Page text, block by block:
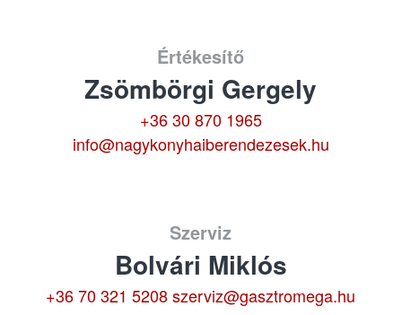
Értékesítő
Zsömbörgi Gergely
+36 30 870 1965
info@nagykonyhaiberendezesek.hu
Szerviz
Bolvári Miklós
+36 70 321 5208 szerviz@gasztromega.hu